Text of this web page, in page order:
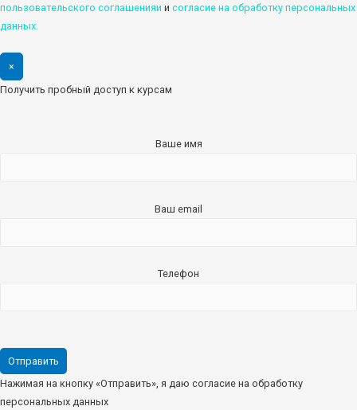
пользовательского соглашенияи и cогласие на обработку персональных
данных.
×
Получить пробный доступ к курсам
Ваше имя
Ваш email
Телефон
Нажимая на кнопку «Отправить», я даю согласие на обработку
персональных данных